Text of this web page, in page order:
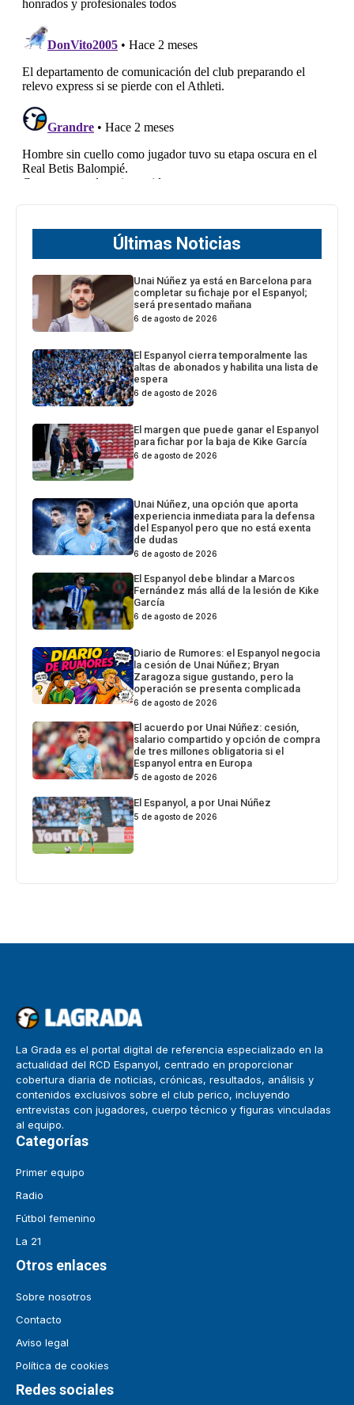
Últimas Noticias
Unai Núñez ya está en Barcelona para
completar su fichaje por el Espanyol;
será presentado mañana
6 de agosto de 2026
El Espanyol cierra temporalmente las
altas de abonados y habilita una lista de
espera
6 de agosto de 2026
El margen que puede ganar el Espanyol
para fichar por la baja de Kike García
6 de agosto de 2026
Unai Núñez, una opción que aporta
experiencia inmediata para la defensa
del Espanyol pero que no está exenta
de dudas
6 de agosto de 2026
El Espanyol debe blindar a Marcos
Fernández más allá de la lesión de Kike
García
6 de agosto de 2026
Diario de Rumores: el Espanyol negocia
la cesión de Unai Núñez; Bryan
Zaragoza sigue gustando, pero la
operación se presenta complicada
6 de agosto de 2026
El acuerdo por Unai Núñez: cesión,
salario compartido y opción de compra
de tres millones obligatoria si el
Espanyol entra en Europa
5 de agosto de 2026
El Espanyol, a por Unai Núñez
5 de agosto de 2026
La Grada es el portal digital de referencia especializado en la
actualidad del RCD Espanyol, centrado en proporcionar
cobertura diaria de noticias, crónicas, resultados, análisis y
contenidos exclusivos sobre el club perico, incluyendo
entrevistas con jugadores, cuerpo técnico y figuras vinculadas
al equipo.
Categorías
Primer equipo
Radio
Fútbol femenino
La 21
Otros enlaces
Sobre nosotros
Contacto
Aviso legal
Política de cookies
Redes sociales